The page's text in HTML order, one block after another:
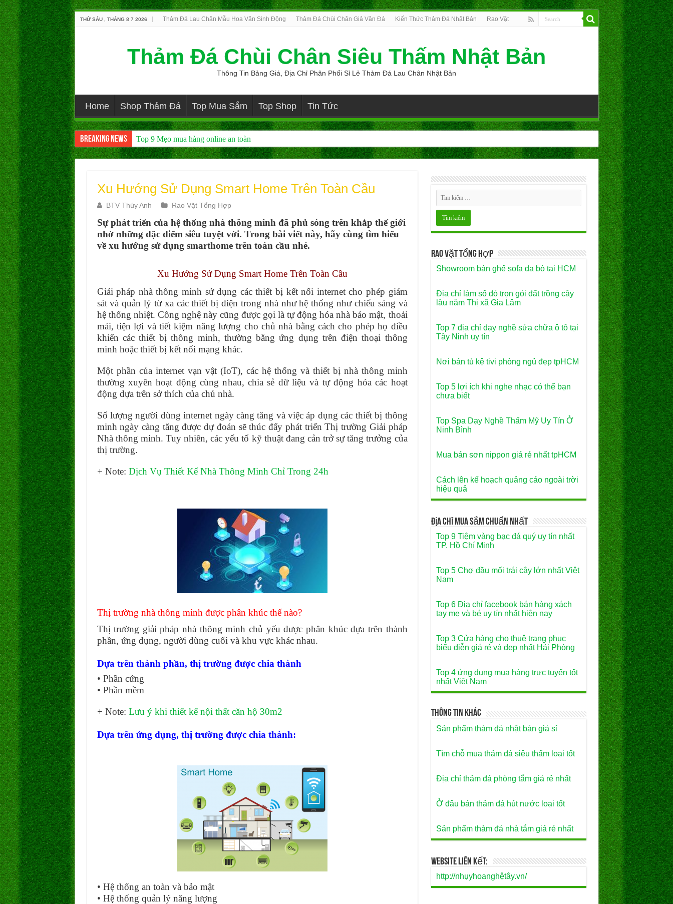
THỨ SÁU , THÁNG 8 7 2026 Thảm Đá Lau Chân Mẫu Hoa Văn Sinh Động Thảm Đá Chùi Chân Giả Vân Đá Kiến Thức Thảm Đá Nhật Bản Rao Vặt
Thảm Đá Chùi Chân Siêu Thấm Nhật Bản
Thông Tin Bảng Giá, Địa Chỉ Phân Phối Sỉ Lẻ Thảm Đá Lau Chân Nhật Bản
Home Shop Thảm Đá Top Mua Sắm Top Shop Tin Tức
Breaking News Top 9 Mẹo mua hàng online an toàn
Xu Hướng Sử Dụng Smart Home Trên Toàn Cầu
BTV Thúy Anh Rao Vặt Tổng Hợp
Sự phát triển của hệ thống nhà thông minh đã phủ sóng trên khắp thế giới
nhờ những đặc điểm siêu tuyệt vời. Trong bài viết này, hãy cùng tìm hiểu
về xu hướng sử dụng smarthome trên toàn cầu nhé.
Xu Hướng Sử Dụng Smart Home Trên Toàn Cầu
Giải pháp nhà thông minh sử dụng các thiết bị kết nối internet cho phép giám
sát và quản lý từ xa các thiết bị điện trong nhà như hệ thống như chiếu sáng và
hệ thống nhiệt. Công nghệ này cũng được gọi là tự động hóa nhà bảo mật, thoải
mái, tiện lợi và tiết kiệm năng lượng cho chủ nhà bằng cách cho phép họ điều
khiển các thiết bị thông minh, thường bằng ứng dụng trên điện thoại thông
minh hoặc thiết bị kết nối mạng khác.
Một phần của internet vạn vật (IoT), các hệ thống và thiết bị nhà thông minh
thường xuyên hoạt động cùng nhau, chia sẻ dữ liệu và tự động hóa các hoạt
động dựa trên sở thích của chủ nhà.
Số lượng người dùng internet ngày càng tăng và việc áp dụng các thiết bị thông
minh ngày càng tăng được dự đoán sẽ thúc đẩy phát triển Thị trường Giải pháp
Nhà thông minh. Tuy nhiên, các yếu tố kỹ thuật đang cản trở sự tăng trưởng của
thị trường.
+ Note: Dịch Vụ Thiết Kế Nhà Thông Minh Chỉ Trong 24h
Thị trường nhà thông minh được phân khúc thế nào?
Thị trường giải pháp nhà thông minh chủ yếu được phân khúc dựa trên thành
phần, ứng dụng, người dùng cuối và khu vực khác nhau.
Dựa trên thành phần, thị trường được chia thành
• Phần cứng
• Phần mềm
+ Note: Lưu ý khi thiết kế nội thất căn hộ 30m2
Dựa trên ứng dụng, thị trường được chia thành:
• Hệ thống an toàn và bảo mật
• Hệ thống quản lý năng lượng
Rao Vặt Tổng Hợp
Showroom bán ghế sofa da bò tại HCM
Địa chỉ làm sổ đỏ trọn gói đất trồng cây
lâu năm Thị xã Gia Lâm
Top 7 địa chỉ dạy nghề sửa chữa ô tô tại
Tây Ninh uy tín
Nơi bán tủ kệ tivi phòng ngủ đẹp tpHCM
Top 5 lợi ích khi nghe nhạc có thể bạn
chưa biết
Top Spa Dạy Nghề Thẩm Mỹ Uy Tín Ở
Ninh Bình
Mua bán sơn nippon giá rẻ nhất tpHCM
Cách lên kế hoạch quảng cáo ngoài trời
hiệu quả
Địa Chỉ Mua Sắm Chuẩn Nhất
Top 9 Tiệm vàng bạc đá quý uy tín nhất
TP. Hồ Chí Minh
Top 5 Chợ đầu mối trái cây lớn nhất Việt
Nam
Top 6 Địa chỉ facebook bán hàng xách
tay mẹ và bé uy tín nhất hiện nay
Top 3 Cửa hàng cho thuê trang phục
biểu diễn giá rẻ và đẹp nhất Hải Phòng
Top 4 ứng dụng mua hàng trực tuyến tốt
nhất Việt Nam
Thông Tin Khác
Sản phẩm thảm đá nhật bản giá sỉ
Tìm chỗ mua thảm đá siêu thấm loại tốt
Địa chỉ thảm đá phòng tắm giá rẻ nhất
Ở đâu bán thảm đá hút nước loại tốt
Sản phẩm thảm đá nhà tắm giá rẻ nhất
Website Liên Kết:
http://nhụyhoanghệtây.vn/